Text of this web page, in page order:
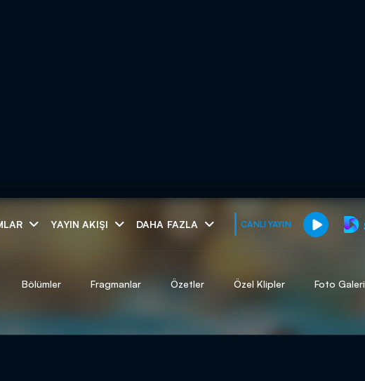
YAYIN AKIŞI DAHA FAZLA CANLI YAYIN
muhteşem ikili
Bölümler Fragmanlar Özetler Özel Klipler Foto Galeri